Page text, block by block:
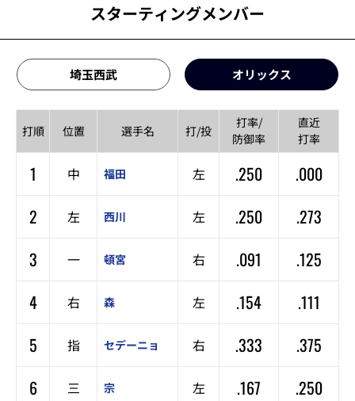
スターティングメンバー
埼玉西武 オリックス
打順 位置 選手名 打/投
打率/
防御率
直近
打率
1 中 福田 左 .250
.000
2
左 西川 左 .250
.273
3
一 頓宮 右 .091
.125
4
右 森 左 .154
.111
5
指 セデーニョ 右 .333
.375
6
三 宗 左 .167
.250